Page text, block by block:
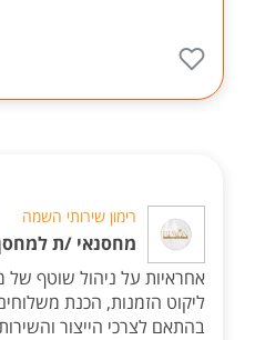
רימון שירותי השמה
מחסנאי /ת
אחראיות על ניהול שוטף
ליקוט הזמנות, הכנת
בהתאם לצרכי הייצור